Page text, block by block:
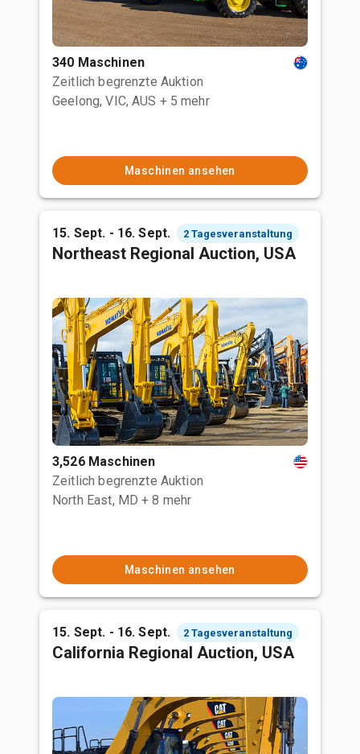
340 Maschinen
Zeitlich begrenzte Auktion
Geelong, VIC, AUS + 5 mehr
Maschinen ansehen
15. Sept. - 16. Sept. 2 Tagesveranstaltung
Northeast Regional Auction, USA
3,526 Maschinen
Zeitlich begrenzte Auktion
North East, MD + 8 mehr
Maschinen ansehen
15. Sept. - 16. Sept. 2 Tagesveranstaltung
California Regional Auction, USA